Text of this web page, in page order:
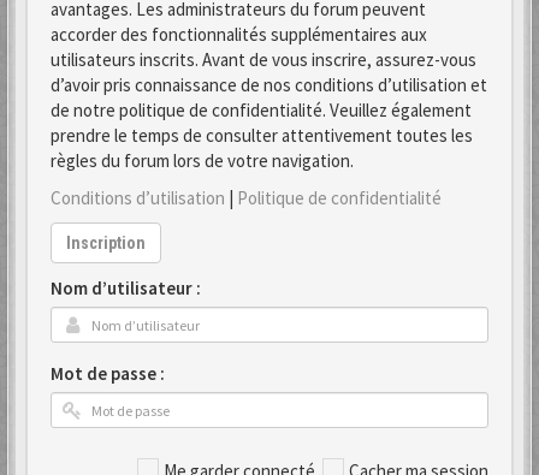
avantages. Les administrateurs du forum peuvent
accorder des fonctionnalités supplémentaires aux
utilisateurs inscrits. Avant de vous inscrire, assurez-vous
d’avoir pris connaissance de nos conditions d’utilisation et
de notre politique de confidentialité. Veuillez également
prendre le temps de consulter attentivement toutes les
règles du forum lors de votre navigation.
Conditions d’utilisation | Politique de confidentialité
Inscription
Nom d’utilisateur :
Mot de passe :